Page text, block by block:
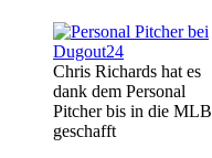
Chris Richards hat es
dank dem Personal
Pitcher bis in die MLB
geschafft